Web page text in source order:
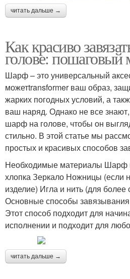
читать дальше →
Как красиво
голове: пошаговый
Шарф – это универсальный
можетtransformer ваш образ,
жарких погодных условий, а
ваш наряд. Однако не все
шарф на голове, чтобы он
стильно. В этой статье мы
простых и красивых способов
Необходимые материалы Шарф
хлопка Зеркало Ножницы (если
изделие) Игла и нить (для
Основные способы
Этот способ подходит для
исполнении и подходит для
читать дальше →